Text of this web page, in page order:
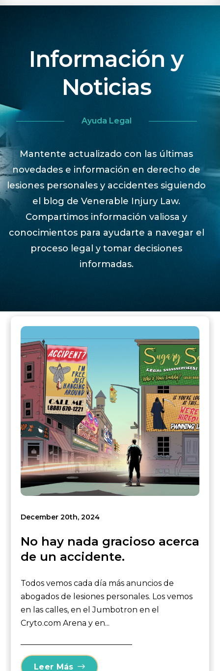
Información y
Noticias
Ayuda Legal
Mantente actualizado con las últimas
novedades e información en derecho de
lesiones personales y accidentes siguiendo
el blog de Venerable Injury Law.
Compartimos información valiosa y
conocimientos para ayudarte a navegar el
proceso legal y tomar decisiones
informadas.
December 20th, 2024
No hay nada gracioso acerca
de un accidente.
Todos vemos cada día más anuncios de
abogados de lesiones personales. Los vemos
en las calles, en el Jumbotron en el
Cryto.com Arena y en...
Leer Más